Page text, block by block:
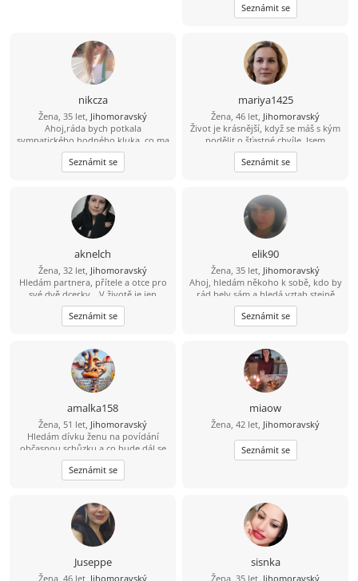
Seznámit se
nikcza
Žena, 35 let, Jihomoravský
Ahoj,ráda bych potkala
sympatického,hodného kluka, co ma
rád zvířátka, s úsměvem na rtech,
otevřeným srdcem a myslí to
vážně..:)
Seznámit se
mariya1425
Žena, 46 let, Jihomoravský
Život je krásnější, když se máš s kým
podělit o šťastné chvíle. Jsem
pozitivní, milá a romantická žena.
Vážím si upřímnosti, věrnosti a
rodinných hodnot. Doufám, že
opravdovou lásku, a ne jen
krátkodobé seznámení. Pokud jsi to
právě ty, pošli mi svůj е-mаil.
Seznámit se
aknelch
Žena, 32 let, Jihomoravský
Hledám partnera, přítele a otce pro
své dvě dcerky. „V životě je jen
jedno štěstí – milovat a být milován.“
Jsem obyčejná holka z vesnice, půl
života žiju ve městě. Mám ráda
Hledám chlapa, který ví, co chce,
touží po rodině a má srdce pro děti.
Pomůžeš mi najít tu správnou cestu
? A najdeš nás v Brně.
Seznámit se
elik90
Žena, 35 let, Jihomoravský
Ahoj, hledám někoho k sobě, kdo by
rád bely sám a hledá vztah stejně
jako já.
Seznámit se
amalka158
Žena, 51 let, Jihomoravský
Hledám dívku ženu na povídání
občasnou schůzku a co bude dál se
uvidí
Seznámit se
miaow
Žena, 42 let, Jihomoravský
Seznámit se
Juseppe
Žena, 46 let, Jihomoravský
sisnka
Žena, 35 let, Jihomoravský